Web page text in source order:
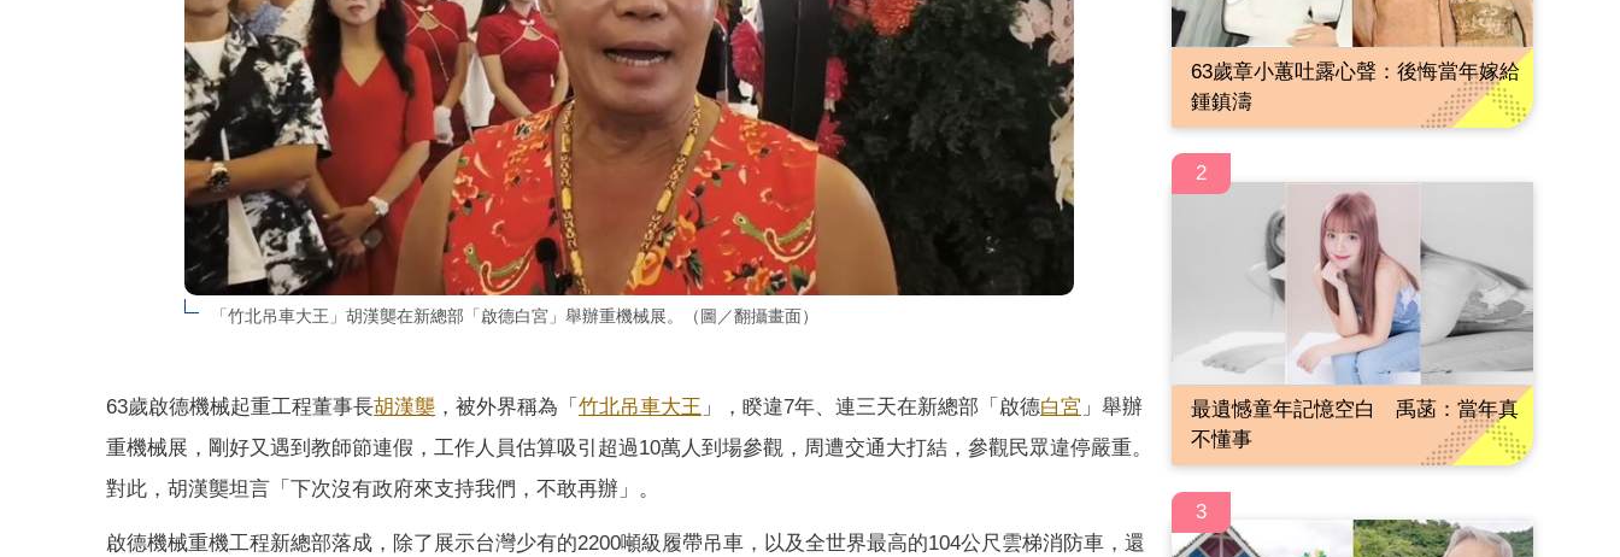
「竹北吊車大王」胡漢龑在新總部「啟德白宮」舉辦重機械展。（圖／翻攝畫面）
63歲啟德機械起重工程董事長胡漢龑 ，被外界稱為「 竹北吊車大王 」，睽違7年、連三天在新總部「啟德白宮 」舉辦
重機械展，剛好又遇到教師節連假，工作人員估算吸引超過10萬人到場參觀，周遭交通大打結，參觀民眾違停嚴重。
對此，胡漢龑坦言「下次沒有政府來支持我們，不敢再辦」。
啟德機械重機工程新總部落成，除了展示台灣少有的2200噸級履帶吊車，以及全世界最高的104公尺雲梯消防車，還
63歲章小蕙吐露心聲：後悔當年嫁給
鍾鎮濤
2
最遺憾童年記憶空白 禹菡：當年真
不懂事
3